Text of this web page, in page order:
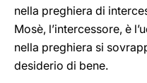
nella preghiera di
Mosè, l’intercessore, è
nella preghiera si
desiderio di bene.